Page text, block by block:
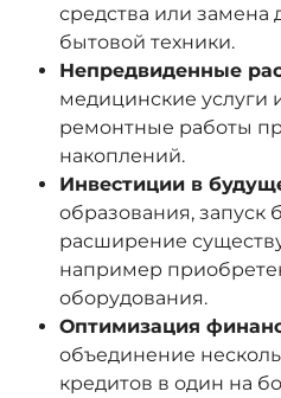
средства или замена
бытовой техники.
Непредвиденные
медицинские услуги
ремонтные работы
накоплений.
Инвестиции в
образования, запуск
расширение
например
оборудования.
Оптимизация
объединение
кредитов в один на